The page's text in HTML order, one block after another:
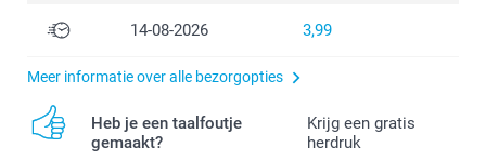
14-08-2026 3,99
Meer informatie over alle bezorgopties
Heb je een taalfoutje
gemaakt?
Krijg een gratis
herdruk